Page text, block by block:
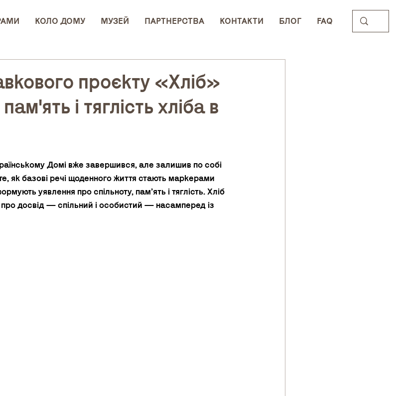
КОЛО ДОМУ МУЗЕЙ ПАРТНЕРСТВА КОНТАКТИ БЛОГ FAQ
проєкту «Хліб»
і тяглість хліба в
Домі вже завершився, але залишив по собі
як базові речі щоденного життя стають маркерами
уявлення про спільноту, памʼять і тяглість. Хліб
досвід — спільний і особистий — насамперед із